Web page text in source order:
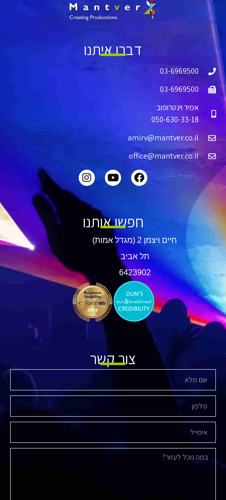
דברו איתנו
03-6969500
03-6969500
אמיר וינטרופוב
050-630-33-18
amirv@mantver.co.il
office@mantver.co.il
חפשו אותנו
חיים ויצמן 2 (מגדל אמות)
תל אביב
​6423902
צור קשר